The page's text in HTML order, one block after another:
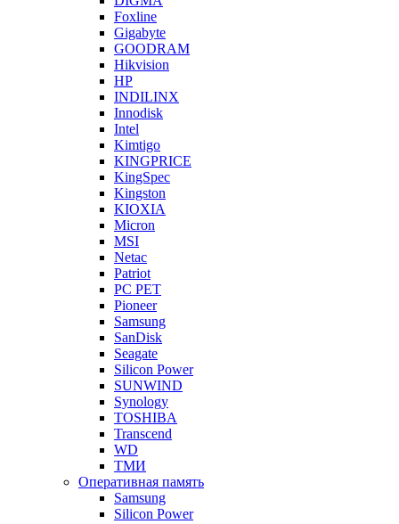
Foxline
Gigabyte
GOODRAM
Hikvision
HP
INDILINX
Innodisk
Intel
Kimtigo
KINGPRICE
KingSpec
Kingston
KIOXIA
Micron
MSI
Netac
Patriot
PC PET
Pioneer
Samsung
SanDisk
Seagate
Silicon Power
SUNWIND
Synology
TOSHIBA
Transcend
WD
ТМИ
Оперативная память
Samsung
Silicon Power